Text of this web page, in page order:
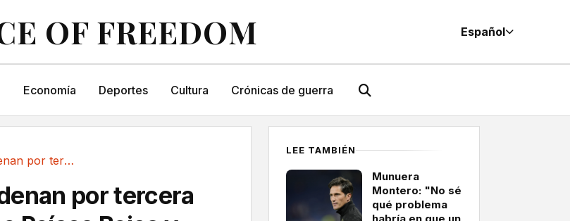
OF FREEDOM Español
Economía Deportes Cultura Crónicas de guerra
Los penaltis condenan por tercera vez...
por tercera
LEE TAMBIÉN
Munuera
Montero: "No sé
qué problema